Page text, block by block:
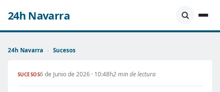
24h Navarra
24h Navarra › Sucesos
SUCESOS6 de Junio de 2026 · 10:48h2 min de lectura